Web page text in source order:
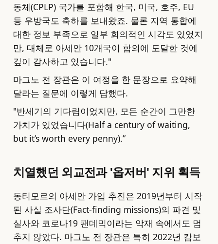
동체(CPLP) 국가를 포함해 한국, 미국, 호주, EU
등 우방국도 축하를 보내왔죠. 물론 지역 통합에
대한 정보 부족으로 일부 회의적인 시각도 있었지
만, 대체로 아세안 10개국이 합의에 도달한 것에
깊이 감사하고 있습니다."
마그노 전 장관은 이 여정을 한 문장으로 요약해
달라는 질문에 이렇게 답했다.
"반세기의 기다림이었지만, 모든 순간이 그만한
가치가 있었습니다(Half a century of waiting,
but it’s worth every penny).”
치열했던 외교전과 '옵저버' 지위 획득
동티모르의 아세안 가입 추진은 2019년부터 시작
된 사실 조사단(Fact-finding missions)의 파견 및
실사와 코로나19 팬데믹이라는 악재 속에서도 멈
추지 않았다. 마그노 전 장관은 특히 2022년 캄보